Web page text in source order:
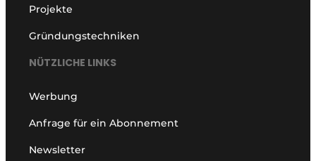
Projekte
Gründungstechniken
NÜTZLICHE LINKS
Werbung
Anfrage für ein Abonnement
Newsletter